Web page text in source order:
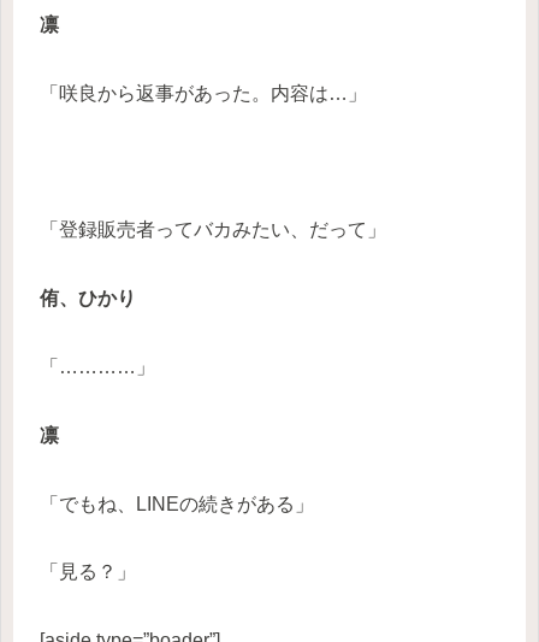
凛
「咲良から返事があった。内容は…」
「登録販売者ってバカみたい、だって」
侑、ひかり
「…………」
凛
「でもね、LINEの続きがある」
「見る？」